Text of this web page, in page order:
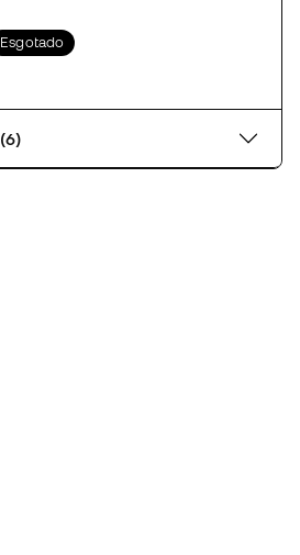
Esgotado
Avaliação pessoal (6)